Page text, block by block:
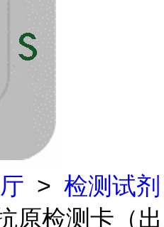
> 检测试剂
原检测卡（出